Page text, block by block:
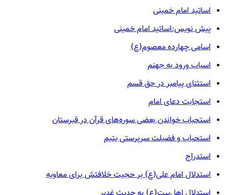
اساتید امام خمینی
پیش نویس:اساتید امام خمینی
اسامی چهارده معصوم(ع)
اسباب ورود به جهنم
استثنای پیامبر در حق قسم
استجابت دعای امام
استحباب خواندن بعضی سوره‌های قرآن در قبرستان
استحباب و فضیلت سرپرستی یتیم
استدراج
استدلال امام علی(ع) بر حجیت خلافتش برای معاویه